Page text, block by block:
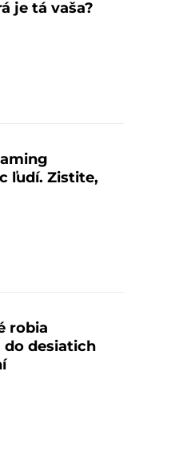
je tá vaša?
ľudí. Zistite,
robia
do desiatich